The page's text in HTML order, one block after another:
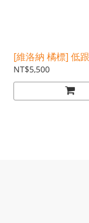
[維洛納 橘標] 低
NT$5,500